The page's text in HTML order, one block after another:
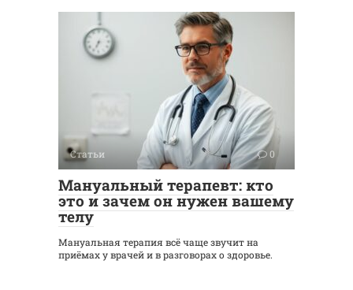
Статьи 0
Мануальный терапевт: кто
это и зачем он нужен вашему
телу
Мануальная терапия всё чаще звучит на
приёмах у врачей и в разговорах о здоровье.